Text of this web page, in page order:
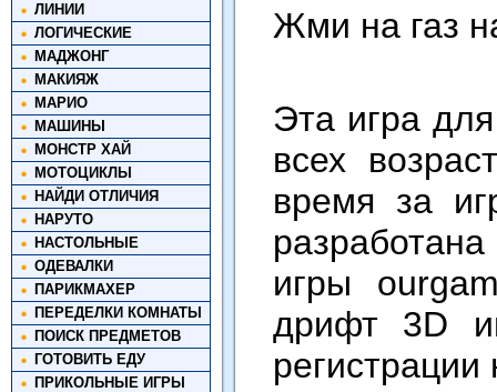
ЛИНИИ
ЛОГИЧЕСКИЕ
МАДЖОНГ
МАКИЯЖ
МАРИО
МАШИНЫ
МОНСТР ХАЙ
МОТОЦИКЛЫ
НАЙДИ ОТЛИЧИЯ
НАРУТО
НАСТОЛЬНЫЕ
ОДЕВАЛКИ
ПАРИКМАХЕР
ПЕРЕДЕЛКИ КОМНАТЫ
ПОИСК ПРЕДМЕТОВ
ГОТОВИТЬ ЕДУ
ПРИКОЛЬНЫЕ ИГРЫ
Жми на газ
Эта игра
всех
время за
игры
дрифт 3D
регистрации